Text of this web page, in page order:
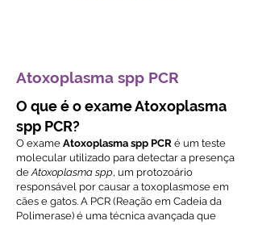
Atoxoplasma spp PCR
O que é o exame Atoxoplasma
spp PCR?
O exame Atoxoplasma spp PCR é um teste
molecular utilizado para detectar a presença
deAtoxoplasma spp, um protozoário
responsável por causar a toxoplasmose em
cães e gatos. A PCR (Reação em Cadeia da
Polimerase) é uma técnica avançada que